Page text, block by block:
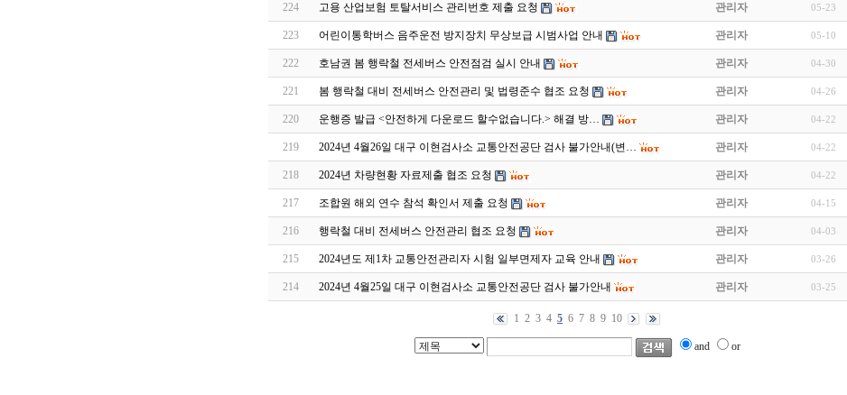
224 고용 산업보험 토탈서비스 관리번호 제출 요청 관리자 05-23
223 어린이통학버스 음주운전 방지장치 무상보급 시범사업 안내 관리자 05-10
222 호남권 봄 행락철 전세버스 안전점검 실시 안내 관리자 04-30
221 봄 행락철 대비 전세버스 안전관리 및 법령준수 협조 요청 관리자 04-26
220 운행증 발급 <안전하게 다운로드 할수없습니다.> 해결 방… 관리자 04-22
219 2024년 4월26일 대구 이현검사소 교통안전공단 검사 불가안내(변… 관리자 04-22
218 2024년 차량현황 자료제출 협조 요청 관리자 04-22
217 조합원 해외 연수 참석 확인서 제출 요청 관리자 04-15
216 행락철 대비 전세버스 안전관리 협조 요청 관리자 04-03
215 2024년도 제1차 교통안전관리자 시험 일부면제자 교육 안내 관리자 03-26
214 2024년 4월25일 대구 이현검사소 교통안전공단 검사 불가안내 관리자 03-25
1 2 3 4 5 6 7 8 9 10
and or